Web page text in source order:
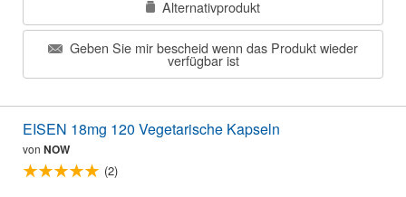
Alternativprodukt
Geben Sie mir bescheid wenn das Produkt wieder
verfügbar ist
EISEN 18mg 120 Vegetarische Kapseln
von NOW
(2)